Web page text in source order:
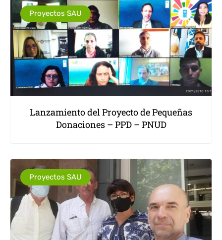
Proyectos SAU
Lanzamiento del Proyecto de Pequeñas
Donaciones – PPD – PNUD
Proyectos SAU